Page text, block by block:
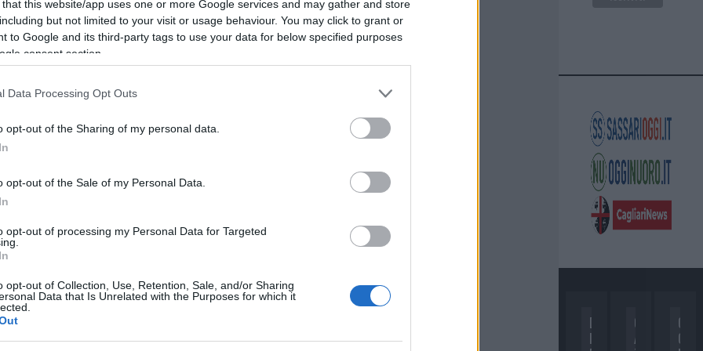
that this website/app uses one or more Google services and may gather and store
but not limited to your visit or usage behaviour. You may click to grant or
to Google and its third-party tags to use your data for below specified purposes
consent section.
Data Processing Opt Outs
opt-out of the Sharing of my personal data.
opt-out of the Sale of my Personal Data.
opt-out of processing my Personal Data for Targeted
opt-out of Collection, Use, Retention, Sale, and/or Sharing
Data that Is Unrelated with the Purposes for which it
nazionali?
mesecliccando
nella sezione Logindal menù del sito
Eventi Olbia Eventi Sardegna
D
I
C
A
C
O